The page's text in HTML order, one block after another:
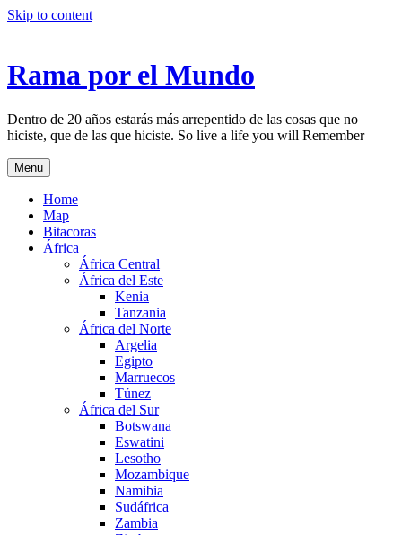
Skip to content
Rama por el Mundo
Dentro de 20 años estarás más arrepentido de las cosas que no
hiciste, que de las que hiciste. So live a life you will Remember
Menu
Home
Map
Bitacoras
África
África Central
África del Este
Kenia
Tanzania
África del Norte
Argelia
Egipto
Marruecos
Túnez
África del Sur
Botswana
Eswatini
Lesotho
Mozambique
Namibia
Sudáfrica
Zambia